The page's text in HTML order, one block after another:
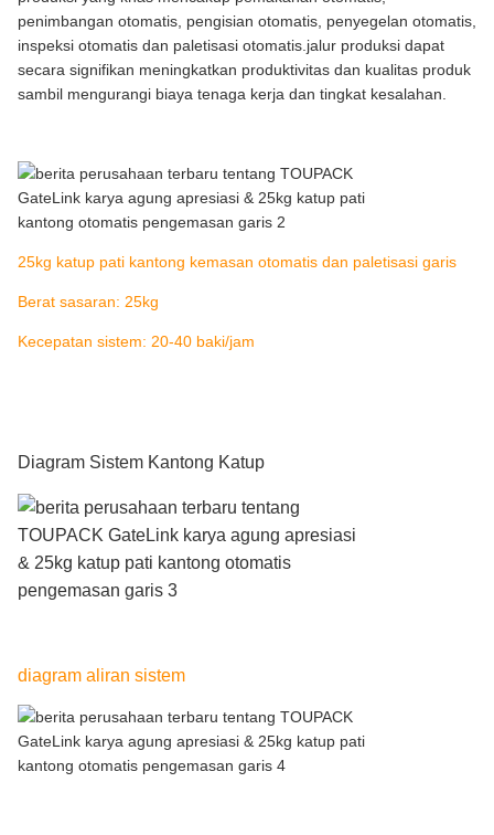
penimbangan otomatis, pengisian otomatis, penyegelan otomatis,
inspeksi otomatis dan paletisasi otomatis.jalur produksi dapat
secara signifikan meningkatkan produktivitas dan kualitas produk
sambil mengurangi biaya tenaga kerja dan tingkat kesalahan.
25kg katup pati kantong kemasan otomatis dan paletisasi garis
Berat sasaran: 25kg
Kecepatan sistem: 20-40 baki/jam
Diagram Sistem Kantong Katup
diagram aliran sistem